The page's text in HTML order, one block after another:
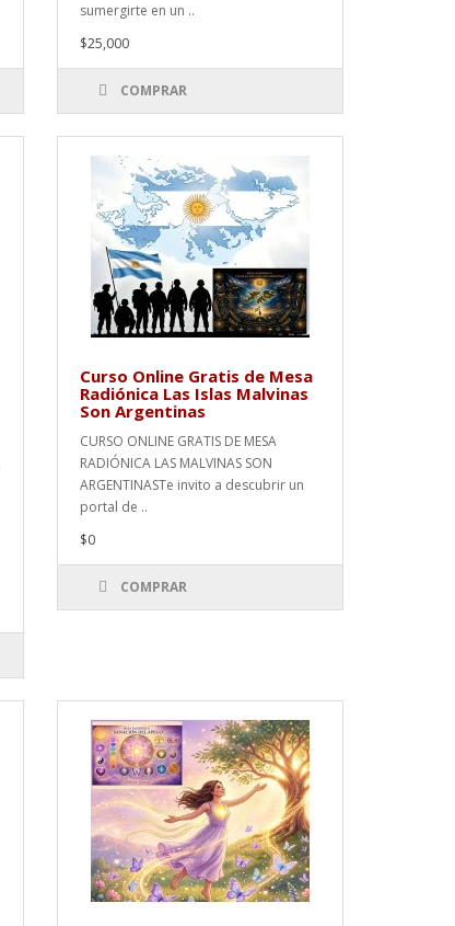
sumergirte en un ..
$25,000
COMPRAR
Curso Online Gratis de Mesa
Radiónica Las Islas Malvinas
Son Argentinas
CURSO ONLINE GRATIS DE MESA
RADIÓNICA LAS MALVINAS SON
ARGENTINASTe invito a descubrir un
portal de ..
$0
COMPRAR